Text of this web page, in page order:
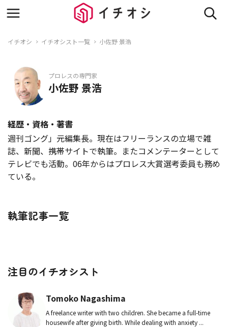
イチオシ イチオシスト一覧 小佐野 景浩
プロレスの専門家
小佐野 景浩
経歴・資格・著書
週刊ゴング」元編集長。現在はフリーランスの立場で雑
誌、新聞、携帯サイトで執筆。またコメンテーターとして
テレビでも活動。06年からはプロレス大賞選考委員も務め
ている。
執筆記事一覧
注目のイチオシスト
Tomoko Nagashima
A freelance writer with two children. She became a full-time
housewife after giving birth. While dealing with anxiety ...